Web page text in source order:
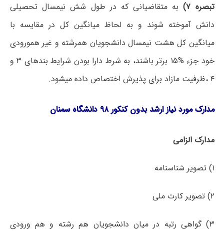
تبصره ۷)
به متقاضیانی که در طول شش نیمسال تحصیلی
دانش آموخته شوند و به لحاظ میانگین کل در مقایسه با
میانگین کل هشت نیمسال دانشجویان همرشته و غیر همورودی
خود جزء %۱۵ برتر باشند، به شرط دارا بودن شرایط بندهای ۳ و
۴ ،ظرفیت مازاد برای پذیرش اختصاص داده میشود.
مدارک مورد نیاز ارشد بدون کنکور ۹۸ دانشگاه سمنان
مدارک الزامی
۱) تصویر شناسنامه
۲) تصویر کارت ملی
۳) گواهی رتبه در میان دانشجویان هم رشته و هم ورودی